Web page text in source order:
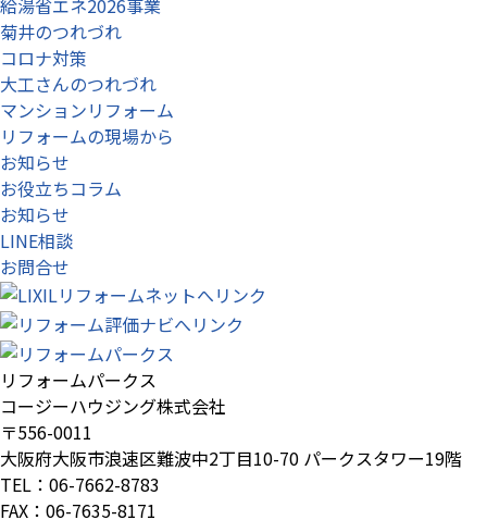
菊井のつれづれ
コロナ対策
大工さんのつれづれ
マンションリフォーム
リフォームの現場から
お知らせ
お役立ちコラム
お知らせ
LINE相談
お問合せ
リフォームパークス
コージーハウジング株式会社
〒556-0011
大阪府大阪市浪速区難波中2丁目10-70 パークスタワー19階
TEL：06-7662-8783
FAX：06-7635-8171